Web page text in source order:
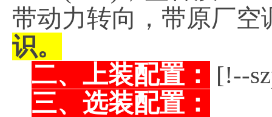
带动力转向，带原厂空
识。
二、上装配置：
[!--
三、选装配置：